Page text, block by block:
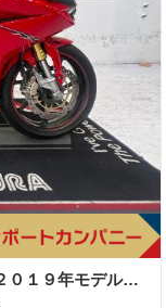
ホンダ ＣＢＲ２５０ＲＲ ＭＣ５１型 ２０１９年モデル ＵＳＢ 社外レバー スペアキー ＡＢＳ